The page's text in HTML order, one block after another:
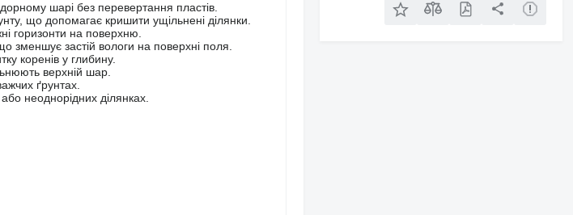
шарі без перевертання пластів.
що допомагає кришити ущільнені ділянки.
горизонти на поверхню.
зменшує застій вологи на поверхні поля.
коренів у глибину.
верхній шар.
ґрунтах.
неоднорідних ділянках.